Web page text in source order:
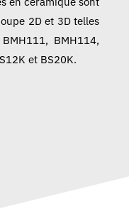
2D et 3D telles
BMH114,
et BS20K.